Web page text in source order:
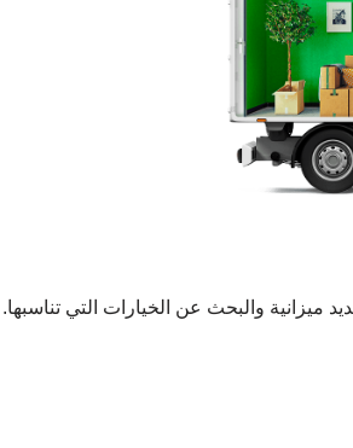
ميزانية والبحث عن الخيارات التي تناسبها.